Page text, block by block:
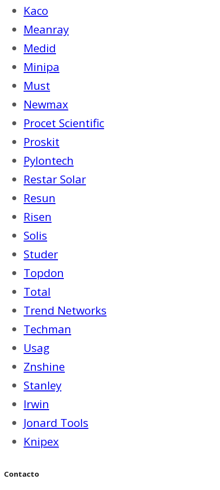
Kaco
Meanray
Medid
Minipa
Must
Newmax
Procet Scientific
Proskit
Pylontech
Restar Solar
Resun
Risen
Solis
Studer
Topdon
Total
Trend Networks
Techman
Usag
Znshine
Stanley
Irwin
Jonard Tools
Knipex
Contacto